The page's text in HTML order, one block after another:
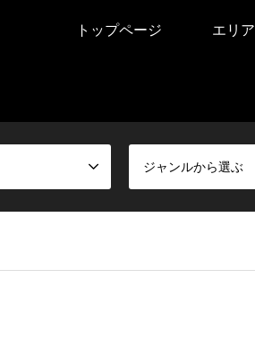
トップページ エリア
ジャンルから選ぶ